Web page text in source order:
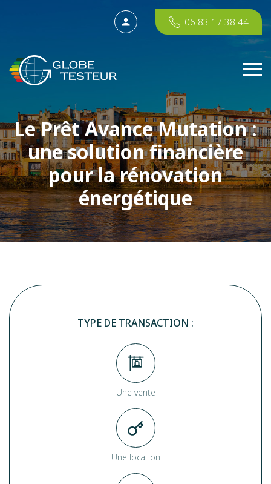
06 83 17 38 44
Le Prêt Avance Mutation :
une solution financière
pour la rénovation
énergétique
TYPE DE TRANSACTION :
Une vente
Une location